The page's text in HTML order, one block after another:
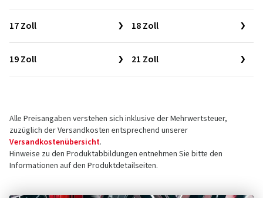
17 Zoll 18 Zoll
19 Zoll 21 Zoll
Alle Preisangaben verstehen sich inklusive der Mehrwertsteuer,
zuzüglich der Versandkosten entsprechend unserer
Versandkostenübersicht.
Hinweise zu den Produktabbildungen entnehmen Sie bitte den
Informationen auf den Produktdetailseiten.